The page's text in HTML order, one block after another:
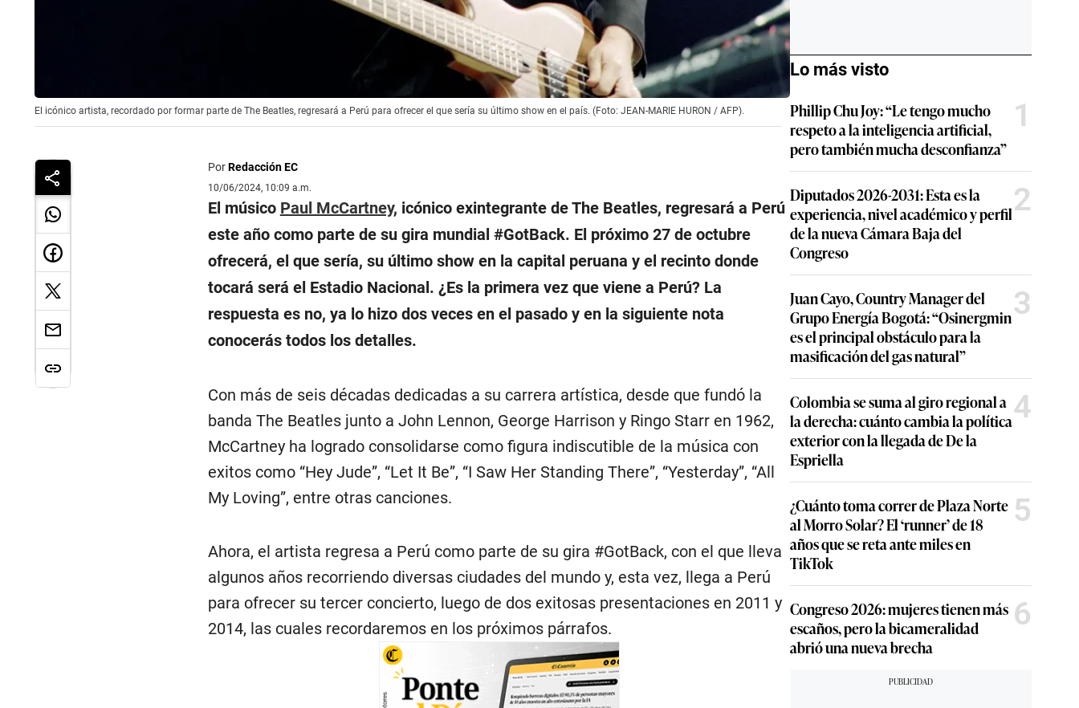
El icónico artista, recordado por formar parte de The Beatles, regresará a Perú para ofrecer el que sería su último show en el país. (Foto: JEAN-MARIE HURON / AFP).
PorRedacción EC
10/06/2024, 10:09 a.m.
El músico Paul McCartney, icónico exintegrante de The Beatles, regresará a Perú
este año como parte de su gira mundial #GotBack. El próximo 27 de octubre
ofrecerá, el que sería, su último show en la capital peruana y el recinto donde
tocará será el Estadio Nacional. ¿Es la primera vez que viene a Perú? La
respuesta es no, ya lo hizo dos veces en el pasado y en la siguiente nota
conocerás todos los detalles.
Con más de seis décadas dedicadas a su carrera artística, desde que fundó la
banda The Beatles junto a John Lennon, George Harrison y Ringo Starr en 1962,
McCartney ha logrado consolidarse como figura indiscutible de la música con
exitos como “Hey Jude”, “Let It Be”, “I Saw Her Standing There”, “Yesterday”, “All
My Loving”, entre otras canciones.
Ahora, el artista regresa a Perú como parte de su gira #GotBack, con el que lleva
algunos años recorriendo diversas ciudades del mundo y, esta vez, llega a Perú
para ofrecer su tercer concierto, luego de dos exitosas presentaciones en 2011 y
2014, las cuales recordaremos en los próximos párrafos.
Lo más visto
Phillip Chu Joy: “Le tengo mucho
respeto a la inteligencia artificial,
pero también mucha desconfianza”
1
Diputados 2026-2031: Esta es la
experiencia, nivel académico y perfil
de la nueva Cámara Baja del
Congreso
2
Juan Cayo, Country Manager del
Grupo Energía Bogotá: “Osinergmin
es el principal obstáculo para la
masificación del gas natural”
3
Colombia se suma al giro regional a
la derecha: cuánto cambia la política
exterior con la llegada de De la
Espriella
4
¿Cuánto toma correr de Plaza Norte
al Morro Solar? El ‘runner’ de 18
años que se reta ante miles en
TikTok
5
Congreso 2026: mujeres tienen más
escaños, pero la bicameralidad
abrió una nueva brecha
6